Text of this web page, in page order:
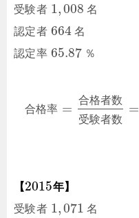
受験者 1,008 名
認定者 664名
認定率 65.87％
合格率 =
合格者数
受験者数
=
【2015年】
受験者 1,071 名